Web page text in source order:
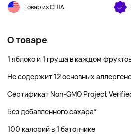
Товар из США
О товаре
1 яблоко и 1 груша в каждом
Не содержит 12 основных
Сертификат Non-GMO Project
Без добавленного сахара*
100 калорий в 1 батончике